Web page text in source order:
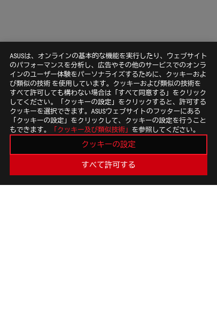
ASUSは、オンラインの基本的な機能を実行したり、ウェブサイト
のパフォーマンスを分析し、広告やその他のサービスでのオンラ
インのユーザー体験をパーソナライズするために、クッキーおよ
び類似の技術 を使用しています。クッキーおよび類似の技術を
すべて許可しても構わない場合は「すべて同意する」をクリック
してください。「クッキーの設定」をクリックすると、許可する
クッキーを選択できます。ASUSウェブサイトのフッターにある
「クッキーの設定」をクリックして、クッキーの設定を行うこと
もできます。
「クッキー及び類似技術」 を参照してください。
クッキーの設定
すべて許可する
Disclaimer
米国およびカナダでは、米連邦通信委員会（Federal
Canada）の認証を受けた製品が販売されます。現地で購
サイトをご覧ください。
すべての仕様は、予告なしに変更されることがありま
ださい。製品はすべての国地域で入手できるわけではあ
仕様や機能は、モデルによって異なります。すべての
基板色、同梱ソフトのバージョンは予告なく変更する場
前述のすべてのブランド名および製品名は、各社の商
特に明記されない限り、すべての性能表示は理論上の
USB 3.0、3.1、3.2、および/またはType-Cの実際の転送
ステム構成と動作環境により異なります。